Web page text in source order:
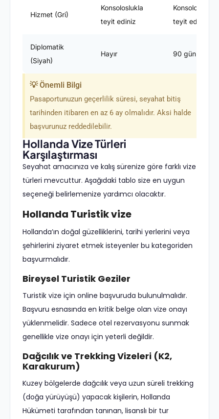
Hizmet (Gri)
Konsoloslukla
teyit ediniz
Konsoloslukla
teyit ediniz
Diplomatik
(Siyah)
Hayır 90 gün
💡 Önemli Bilgi
Pasaportunuzun geçerlilik süresi, seyahat bitiş
tarihinden itibaren en az 6 ay olmalıdır. Aksi halde
başvurunuz reddedilebilir.
Hollanda Vize Türleri
Karşılaştırması
Seyahat amacınıza ve kalış sürenize göre farklı vize
türleri mevcuttur. Aşağıdaki tablo size en uygun
seçeneği belirlemenize yardımcı olacaktır.
Hollanda Turistik vize
Hollanda’ın doğal güzelliklerini, tarihi yerlerini veya
şehirlerini ziyaret etmek isteyenler bu kategoriden
başvurmalıdır.
Bireysel Turistik Geziler
Turistik vize için online başvuruda bulunulmalıdır.
Başvuru esnasında en kritik belge olan vize onayı
yüklenmelidir. Sadece otel rezervasyonu sunmak
genellikle vize onayı için yeterli değildir.
Dağcılık ve Trekking Vizeleri (K2,
Karakurum)
Kuzey bölgelerde dağcılık veya uzun süreli trekking
(doğa yürüyüşü) yapacak kişilerin, Hollanda
Hükümeti tarafından tanınan, lisanslı bir tur